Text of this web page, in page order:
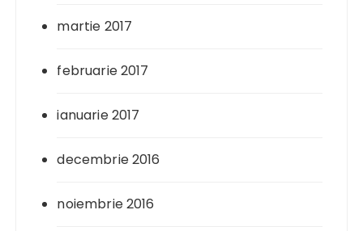
martie 2017
februarie 2017
ianuarie 2017
decembrie 2016
noiembrie 2016